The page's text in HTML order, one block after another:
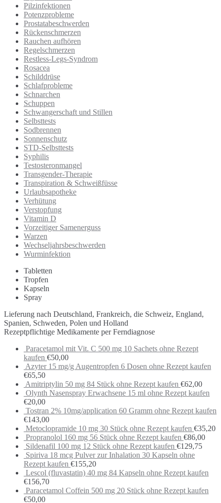
Pilzinfektionen
Potenzprobleme
Prostatabeschwerden
Rückenschmerzen
Rauchen aufhören
Regelschmerzen
Restless-Legs-Syndrom
Rosacea
Schilddrüse
Schlafprobleme
Schnarchen
Schuppen
Schwangerschaft und Stillen
Selbsttests
Sodbrennen
Sonnenschutz
STD-Selbsttests
Syphilis
Testosteronmangel
Transgender-Therapie
Transpiration & Schweißfüsse
Urlaubsapotheke
Verhütung
Verstopfung
Vitamin D
Vorzeitiger Samenerguss
Warzen
Wechseljahrsbeschwerden
Wurminfektion
Tabletten
Tropfen
Kapseln
Spray
Lieferung nach Deutschland, Frankreich, die Schweiz, England,
Spanien, Schweden, Polen und Holland
Rezeptpflichtige Medikamente per Ferndiagnose
Paracetamol mit Vit. C 500 mg 10 Sachets ohne Rezept
kaufen €50,00
Azyter 15 mg/g Augentropfen 6 Dosen ohne Rezept kaufen
€65,50
Amitriptylin 50 mg 84 Stück ohne Rezept kaufen €62,00
Olynth Nasenspray Erwachsene 15 ml ohne Rezept kaufen
€20,00
Tostran 2% 10mg/application 60 Gramm ohne Rezept kaufen
€143,00
Metoclopramide 10 mg 30 Stück ohne Rezept kaufen €35,20
Propranolol 160 mg 56 Stück ohne Rezept kaufen €86,00
Sildenafil 100 mg 12 Stück ohne Rezept kaufen €129,75
Spiriva 18 mcg Pulver zur Inhalation 30 Kapseln ohne
Rezept kaufen €155,20
Lescol (fluvastatin) 40 mg 84 Kapseln ohne Rezept kaufen
€156,70
Paracetamol Coffein 500 mg 20 Stück ohne Rezept kaufen
€50,00